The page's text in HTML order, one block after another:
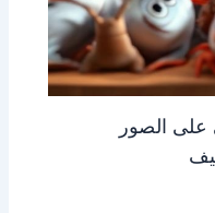
على الصور